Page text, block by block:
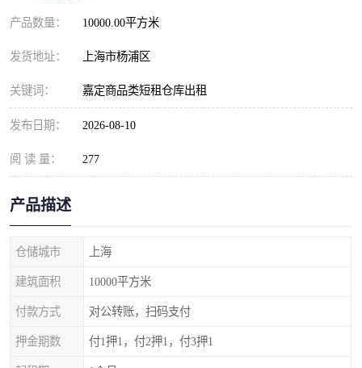
产品数量： 10000.00平方米
发货地址： 上海市杨浦区
关键词： 嘉定商品类短租仓库出租
发布日期： 2026-08-10
阅 读 量： 277
产品描述
仓储城市 上海
建筑面积 10000平方米
付款方式 对公转账，扫码支付
押金期数 付1押1，付2押1，付3押1